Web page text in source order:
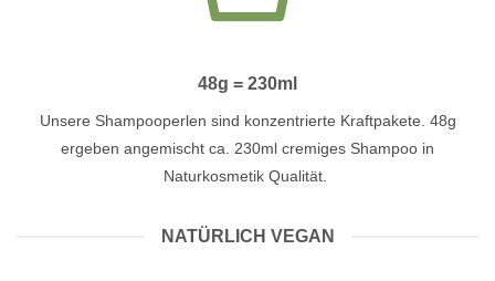
48g = 230ml
Unsere Shampooperlen sind konzentrierte Kraftpakete. 48g
ergeben angemischt ca. 230ml cremiges Shampoo in
Naturkosmetik Qualität.
NATÜRLICH VEGAN